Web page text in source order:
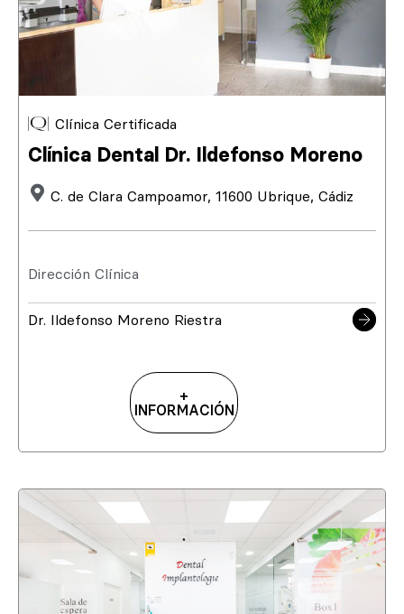
Clínica Certificada
Clínica Dental Dr. Ildefonso Moreno
C. de Clara Campoamor, 11600 Ubrique, Cádiz
Dirección Clínica
Dr. Ildefonso Moreno Riestra
+
INFORMACIÓN